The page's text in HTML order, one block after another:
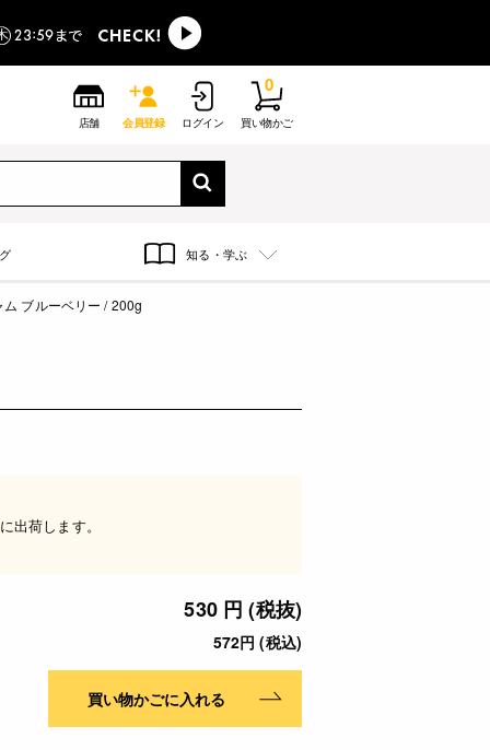
店舗 会員登録 ログイン 買い物かご
0
知る・学ぶ
ム ブルーベリー / 200g
に出荷します。
530 円 (税抜)
572円 (税込)
買い物かごに入れる